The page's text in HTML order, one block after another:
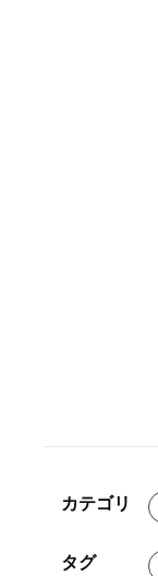
カテゴリ
タグ